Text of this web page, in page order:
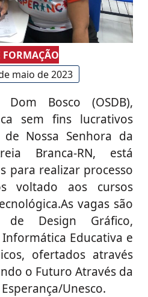
FORMAÇÃO
maio de 2023
Bosco (OSDB),
sem fins lucrativos
Nossa Senhora da
Branca-RN, está
para realizar processo
voltado aos cursos
vagas são
Design Gráfico,
Educativa e
ofertados através
o Futuro Através da
Unesco.